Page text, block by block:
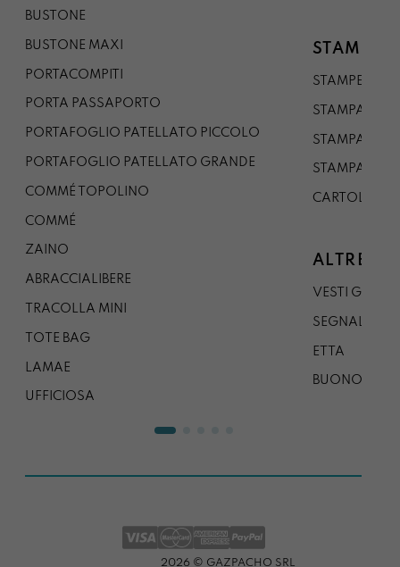
BUSTONE
BUSTONE MAXI
PORTACOMPITI
PORTA PASSAPORTO
PORTAFOGLIO PATELLATO PICCOLO
PORTAFOGLIO PATELLATO GRANDE
COMMÉ TOPOLINO
COMMÉ
ZAINO
ABRACCIALIBERE
TRACOLLA MINI
TOTE BAG
LAMAE
UFFICIOSA
STAMPE
STAMPE A5
STAMPA A3
STAMPA A1
STAMPA A0
CARTOLINA
ALTRE
VESTI
SEGNALIBRO
ETTA
BUONO
2026 © GAZPACHO SRL